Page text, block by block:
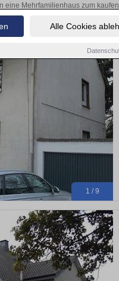
Alle Cookies
eine Mehrfamilienhaus zum
Vermietung – hier finden Sie
1 / 9